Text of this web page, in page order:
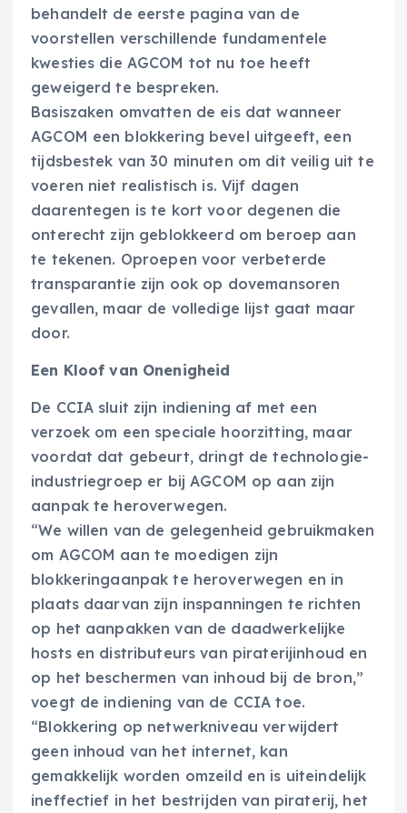
behandelt de eerste pagina van de
voorstellen verschillende fundamentele
kwesties die AGCOM tot nu toe heeft
geweigerd te bespreken.
Basiszaken omvatten de eis dat wanneer
AGCOM een blokkering bevel uitgeeft, een
tijdsbestek van 30 minuten om dit veilig uit te
voeren niet realistisch is. Vijf dagen
daarentegen is te kort voor degenen die
onterecht zijn geblokkeerd om beroep aan
te tekenen. Oproepen voor verbeterde
transparantie zijn ook op dovemansoren
gevallen, maar de volledige lijst gaat maar
door.
Een Kloof van Onenigheid
De CCIA sluit zijn indiening af met een
verzoek om een speciale hoorzitting, maar
voordat dat gebeurt, dringt de technologie-
industriegroep er bij AGCOM op aan zijn
aanpak te heroverwegen.
“We willen van de gelegenheid gebruikmaken
om AGCOM aan te moedigen zijn
blokkeringaanpak te heroverwegen en in
plaats daarvan zijn inspanningen te richten
op het aanpakken van de daadwerkelijke
hosts en distributeurs van piraterijinhoud en
op het beschermen van inhoud bij de bron,”
voegt de indiening van de CCIA toe.
“Blokkering op netwerkniveau verwijdert
geen inhoud van het internet, kan
gemakkelijk worden omzeild en is uiteindelijk
ineffectief in het bestrijden van piraterij, het